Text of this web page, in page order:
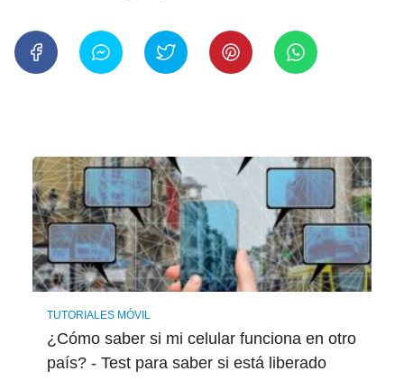
TUTORIALES MÓVIL
¿Cómo saber si mi celular funciona en otro
país? - Test para saber si está liberado